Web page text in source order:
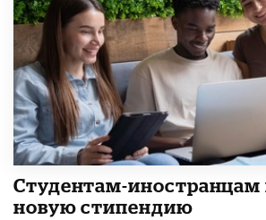
Студентам-иностранцам
новую стипендию